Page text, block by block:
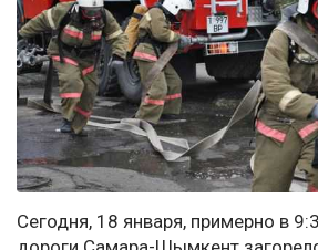
Сегодня, 18 января, примерно в